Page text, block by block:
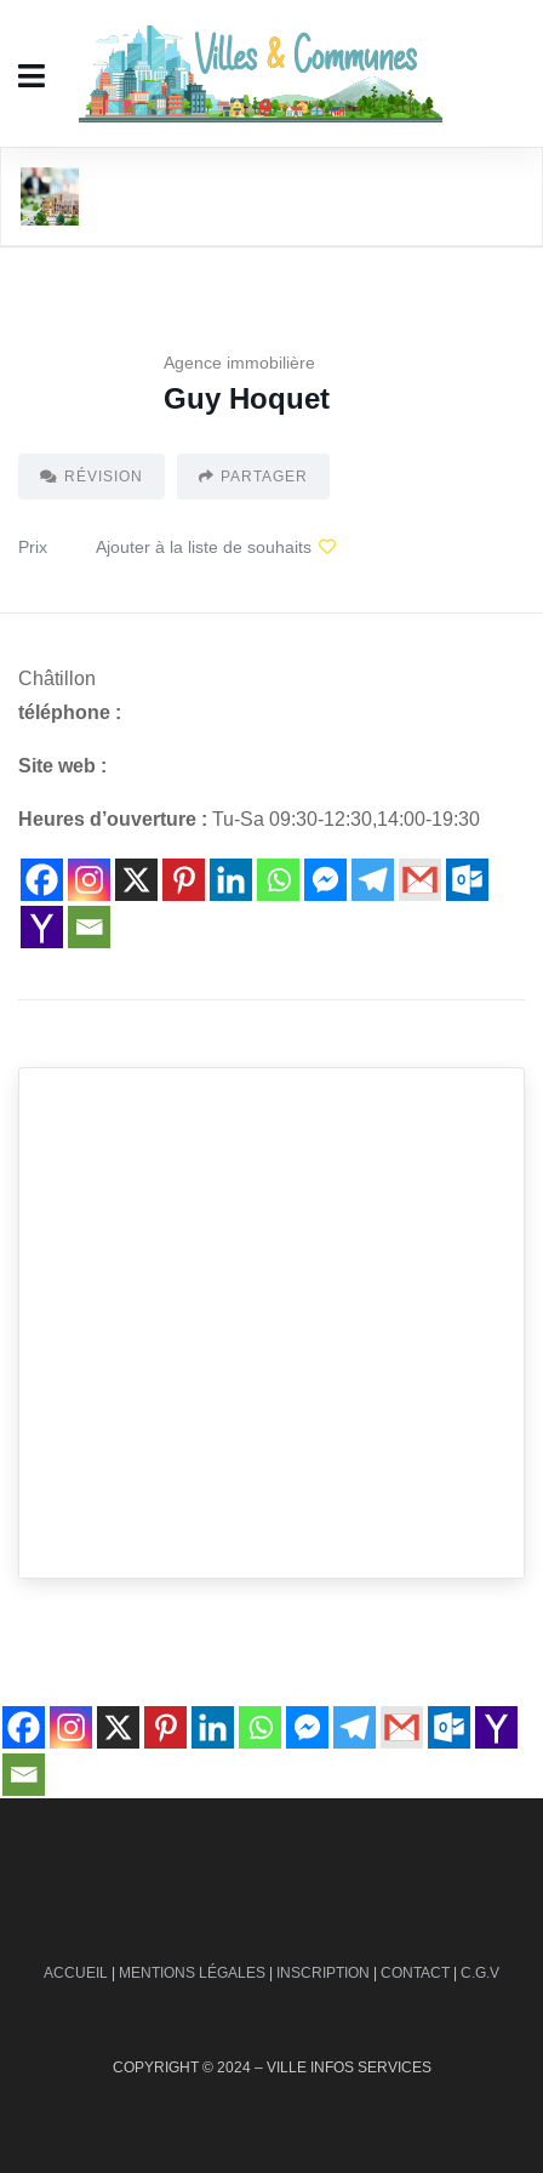
Agence immobilière
Guy Hoquet
RÉVISION PARTAGER
Prix Ajouter à la liste de souhaits
Châtillon
téléphone :
Site web :
Heures d’ouverture : Tu-Sa 09:30-12:30,14:00-19:30
ACCUEIL | MENTIONS LÉGALES | INSCRIPTION | CONTACT | C.G.V
COPYRIGHT © 2024 – VILLE INFOS SERVICES